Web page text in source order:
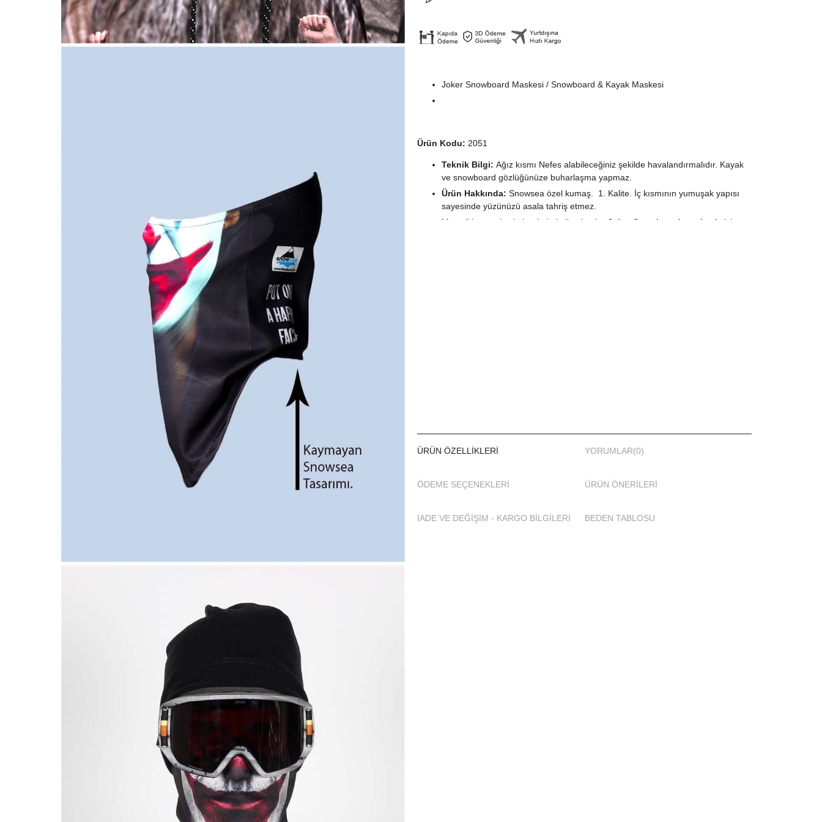
Joker Snowboard Maskesi / Snowboard & Kayak Maskesi
Ürün Kodu: 2051
Teknik Bilgi: Ağız kısmı Nefes alabileceğiniz şekilde havalandırmalıdır. Kayak
ve snowboard gözlüğünüze buharlaşma yapmaz.
Ürün Hakkında: Snowsea özel kumaş. 1. Kalite. İç kısmının yumuşak yapısı
sayesinde yüzünüzü asala tahriş etmez.
Motosiklet maskesi olarak da kullanılan bu
Joker Snowboard maskesi
sizi
ÜRÜN ÖZELLIKLERI YORUMLAR(0)
ÖDEME SEÇENEKLERI ÜRÜN ÖNERILERI
İADE VE DEĞİŞİM - KARGO BİLGİLERİ BEDEN TABLOSU